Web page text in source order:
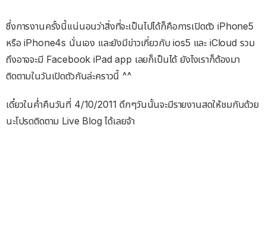
ซึ่งการงานครั้งนี้แน่นอนว่าสิ่งที่จะเป็นไปได้ก็คือการเปิดตัว iPhone5
หรือ iPhone4s นั่นเอง และยังมีข่าวเกี่ยวกับ ios5 และ iCloud รวม
ถึงอาจจะมี Facebook iPad app เลยก็เป็นได้ ยังไงเราก็ต้องมา
ติดตามในวันเปิดตัวกันล่ะคราวนี้ ^^
เดี๋ยวในค่ำคืนวันที่ 4/10/2011 ดึกๆวันนั้นจะมีรายงานสดให้ชมกันด้วย
นะโปรดติดตาม Live Blog ได้เลยจ้า